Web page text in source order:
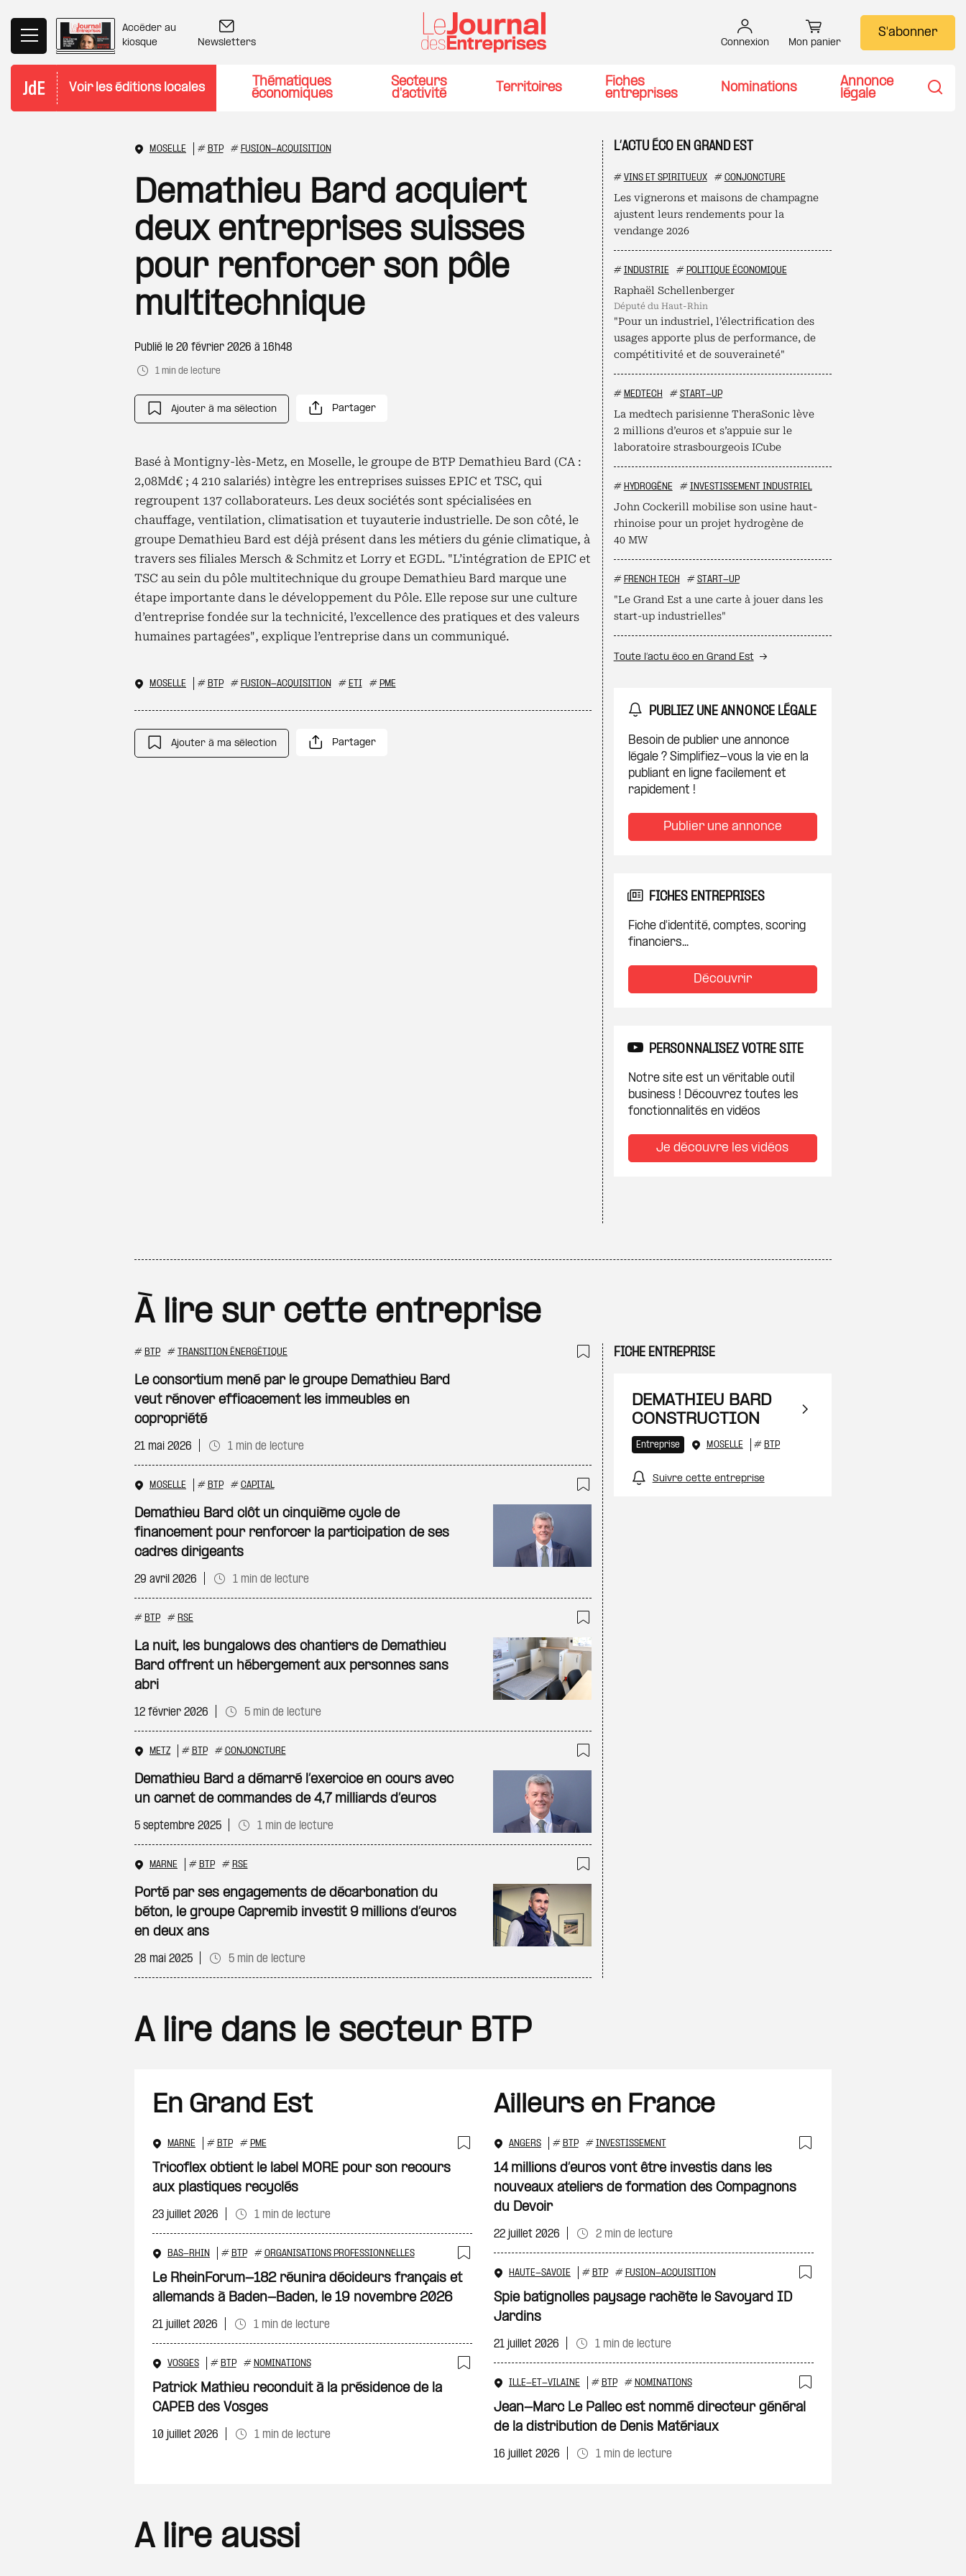
Accéder au
kiosque
Newsletters Connexion Mon panier
S'abonner
Voir les éditions locales
Thématiques
économiques
Secteurs
d'activité
Territoires
Fiches
entreprises
Nominations
Annonce
légale
MOSELLE # BTP # FUSION-ACQUISITION
Demathieu Bard acquiert
deux entreprises suisses
pour renforcer son pôle
multitechnique
Publié le 20 février 2026 à 16h48
1 min de lecture
Ajouter à ma sélection Partager
Basé à Montigny-lès-Metz, en Moselle, le groupe de BTP Demathieu Bard (CA :
2,08Md€ ; 4 210 salariés) intègre les entreprises suisses EPIC et TSC, qui
regroupent 137 collaborateurs. Les deux sociétés sont spécialisées en
chauffage, ventilation, climatisation et tuyauterie industrielle. De son côté, le
groupe Demathieu Bard est déjà présent dans les métiers du génie climatique, à
travers ses filiales Mersch & Schmitz et Lorry et EGDL. "L’intégration de EPIC et
TSC au sein du pôle multitechnique du groupe Demathieu Bard marque une
étape importante dans le développement du Pôle. Elle repose sur une culture
d’entreprise fondée sur la technicité, l’excellence des pratiques et des valeurs
humaines partagées", explique l’entreprise dans un communiqué.
MOSELLE # BTP # FUSION-ACQUISITION # ETI # PME
Ajouter à ma sélection Partager
L’ACTU ÉCO EN GRAND EST
# VINS ET SPIRITUEUX # CONJONCTURE
Les vignerons et maisons de champagne
ajustent leurs rendements pour la
vendange 2026
# INDUSTRIE # POLITIQUE ÉCONOMIQUE
Raphaël Schellenberger
député du Haut-Rhin
"Pour un industriel, l’électrification des
usages apporte plus de performance, de
compétitivité et de souveraineté"
# MEDTECH # START-UP
La medtech parisienne TheraSonic lève
2 millions d’euros et s’appuie sur le
laboratoire strasbourgeois ICube
# HYDROGÈNE # INVESTISSEMENT INDUSTRIEL
John Cockerill mobilise son usine haut-
rhinoise pour un projet hydrogène de
40 MW
# FRENCH TECH # START-UP
"Le Grand Est a une carte à jouer dans les
start-up industrielles"
Toute l’actu éco en Grand Est
PUBLIEZ UNE ANNONCE LÉGALE
Besoin de publier une annonce
légale ? Simplifiez-vous la vie en la
publiant en ligne facilement et
rapidement !
Publier une annonce
FICHES ENTREPRISES
Fiche d'identité, comptes, scoring
financiers...
Découvrir
PERSONNALISEZ VOTRE SITE
Notre site est un véritable outil
business ! Découvrez toutes les
fonctionnalités en vidéos
Je découvre les vidéos
À lire sur cette entreprise
# BTP # TRANSITION ÉNERGÉTIQUE
Ajouter à ma sélection
Le consortium mené par le groupe Demathieu Bard
veut rénover efficacement les immeubles en
copropriété
21 mai 2026 1 min de lecture
MOSELLE # BTP # CAPITAL
Ajouter à ma sélection
Demathieu Bard clôt un cinquième cycle de
financement pour renforcer la participation de ses
cadres dirigeants
29 avril 2026 1 min de lecture
# BTP # RSE
Ajouter à ma sélection
La nuit, les bungalows des chantiers de Demathieu
Bard offrent un hébergement aux personnes sans
abri
12 février 2026 5 min de lecture
METZ # BTP # CONJONCTURE
Ajouter à ma sélection
Demathieu Bard a démarré l’exercice en cours avec
un carnet de commandes de 4,7 milliards d’euros
5 septembre 2025 1 min de lecture
MARNE # BTP # RSE
Ajouter à ma sélection
Porté par ses engagements de décarbonation du
béton, le groupe Capremib investit 9 millions d’euros
en deux ans
28 mai 2025 5 min de lecture
FICHE ENTREPRISE
DEMATHIEU BARD
CONSTRUCTION
Entreprise MOSELLE #BTP
Suivre cette entreprise
A lire dans le secteur BTP
En Grand Est
MARNE # BTP # PME
Ajouter à ma sélection
Tricoflex obtient le label MORE pour son recours
aux plastiques recyclés
23 juillet 2026 1 min de lecture
BAS-RHIN # BTP # ORGANISATIONS PROFESSIONNELLES
Ajouter à ma sélection
Le RheinForum-182 réunira décideurs français et
allemands à Baden-Baden, le 19 novembre 2026
21 juillet 2026 1 min de lecture
VOSGES # BTP # NOMINATIONS
Ajouter à ma sélection
Patrick Mathieu reconduit à la présidence de la
CAPEB des Vosges
10 juillet 2026 1 min de lecture
Ailleurs en France
ANGERS # BTP # INVESTISSEMENT
14 millions d’euros vont être investis dans les
nouveaux ateliers de formation des Compagnons
du Devoir
22 juillet 2026 2 min de lecture
HAUTE-SAVOIE # BTP # FUSION-ACQUISITION
Spie batignolles paysage rachète le Savoyard ID
Jardins
21 juillet 2026 1 min de lecture
ILLE-ET-VILAINE # BTP # NOMINATIONS
Ajouter à ma
Jean-Marc Le Pallec est nommé directeur général
de la distribution de Denis Matériaux
16 juillet 2026 1 min de lecture
A lire aussi